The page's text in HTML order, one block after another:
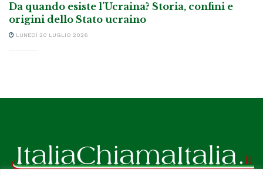
Da quando esiste l’Ucraina? Storia, confini e
origini dello Stato ucraino
LUNEDÌ 20 LUGLIO 2026